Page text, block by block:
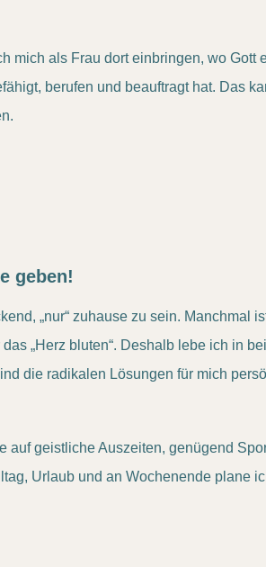
mich als Frau dort einbringen, wo Gott
berufen und beauftragt hat. Das
geben!
„nur“ zuhause zu sein. Manchmal
„Herz bluten“. Deshalb lebe ich in
die radikalen Lösungen für mich
auf geistliche Auszeiten, genügend
Urlaub und an Wochenende plane